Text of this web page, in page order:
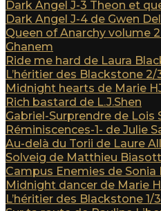
Dark Angel J-3 Theon et
Dark Angel J-4 de Gwen
Queen of Anarchy volume
Ghanem
Ride me hard de Laura
L’héritier des Blackstone
Midnight hearts de Marie
Rich bastard de L.J.Shen
Gabriel-Surprendre de Lois
Réminiscences-1- de Julie
Au-delà du Torii de Laure
Solveig de Matthieu
Campus Enemies de Sonia
Midnight dancer de Marie
L’héritier des Blackstone